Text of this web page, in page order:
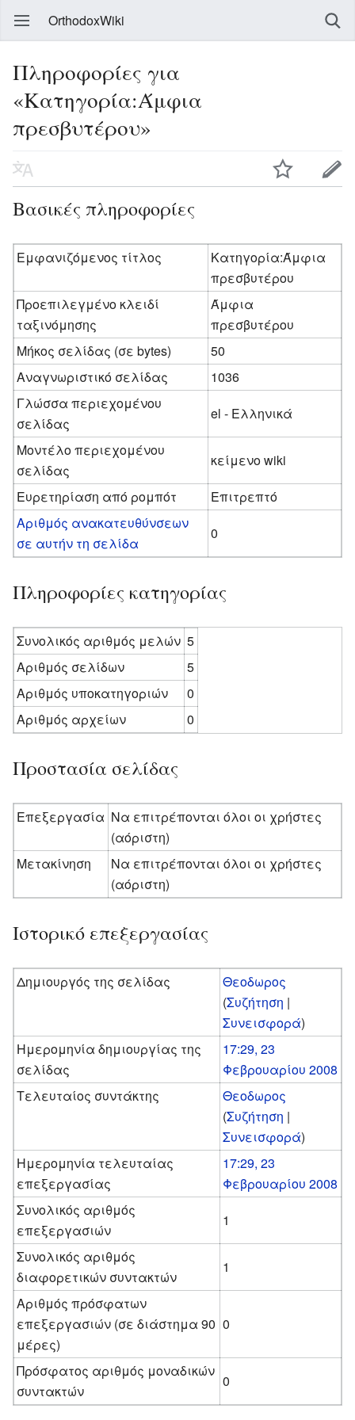
OrthodoxWiki
Πληροφορίες για
«Κατηγορία:Άμφια
πρεσβυτέρου»
Βασικές πληροφορίες
Εμφανιζόμενος τίτλος
Κατηγορία:Άμφια
πρεσβυτέρου
Προεπιλεγμένο κλειδί
ταξινόμησης
Άμφια
πρεσβυτέρου
Μήκος σελίδας (σε bytes)
50
Αναγνωριστικό σελίδας
1036
Γλώσσα περιεχομένου
σελίδας
el - Ελληνικά
Μοντέλο περιεχομένου
σελίδας
κείμενο wiki
Ευρετηρίαση από ρομπότ
Επιτρεπτό
Αριθμός ανακατευθύνσεων
σε αυτήν τη σελίδα
0
Πληροφορίες κατηγορίας
Συνολικός αριθμός μελών 5
Αριθμός σελίδων
5
Αριθμός υποκατηγοριών
0
Αριθμός αρχείων
0
Προστασία σελίδας
Επεξεργασία Να επιτρέπονται όλοι οι χρήστες
(αόριστη)
Μετακίνηση
Να επιτρέπονται όλοι οι χρήστες
(αόριστη)
Ιστορικό επεξεργασίας
Δημιουργός της σελίδας
Θεοδωρος
(Συζήτηση |
Συνεισφορά)
Ημερομηνία δημιουργίας της
σελίδας
17:29, 23
Φεβρουαρίου 2008
Τελευταίος συντάκτης
Θεοδωρος
(Συζήτηση |
Συνεισφορά)
Ημερομηνία τελευταίας
επεξεργασίας
17:29, 23
Φεβρουαρίου 2008
Συνολικός αριθμός
επεξεργασιών
1
Συνολικός αριθμός
διαφορετικών συντακτών
1
Αριθμός πρόσφατων
επεξεργασιών (σε διάστημα 90
μέρες)
0
Πρόσφατος αριθμός μοναδικών
συντακτών
0